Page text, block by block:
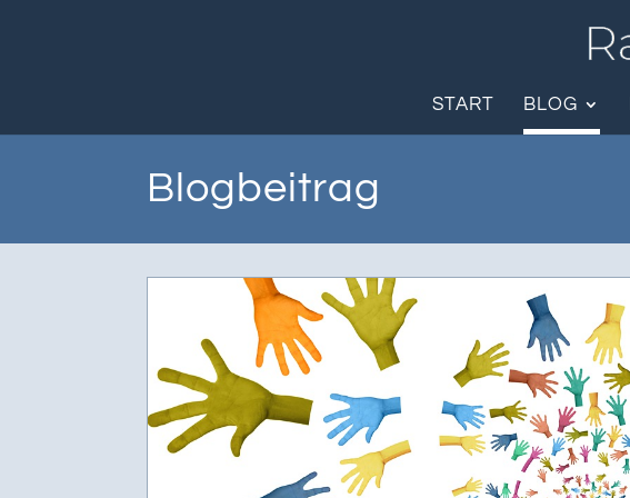
START BLOG
Blogbeitrag